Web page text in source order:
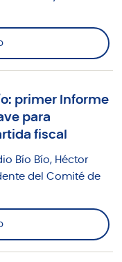
primer Informe
para
fiscal
Bío Bío, Héctor
del Comité de